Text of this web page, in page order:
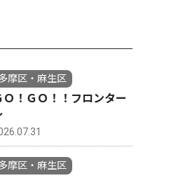
閉院
料金所「
摩区・麻生区
Ｏ！ＧＯ！！フロンター
摩区・麻生区